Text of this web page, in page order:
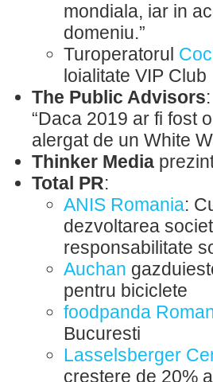
mondiala, iar in
domeniu.”
Turoperatorul
loialitate VIP Club
The Public Advisors:
“Daca 2019 ar fi fost
alergat de un White
Thinker Media
Total PR:
ANIS Romania:
dezvoltarea
responsabilitate
Auchan
pentru biciclete
foodpanda
Bucuresti
Lasselsberger
crestere de 20%